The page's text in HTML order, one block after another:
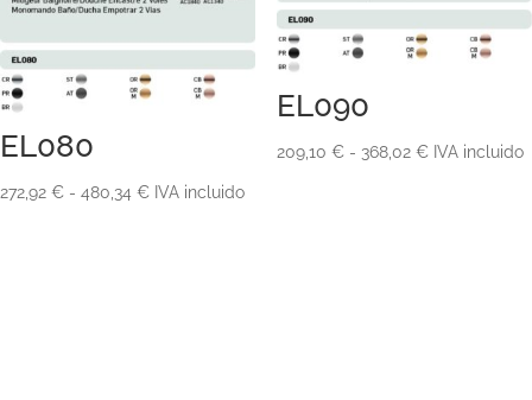
EL080
272,92 € - 480,34 €Rango
IVA incluido
EL090
209,10 € - 368,02 €Rango
IVA incluido